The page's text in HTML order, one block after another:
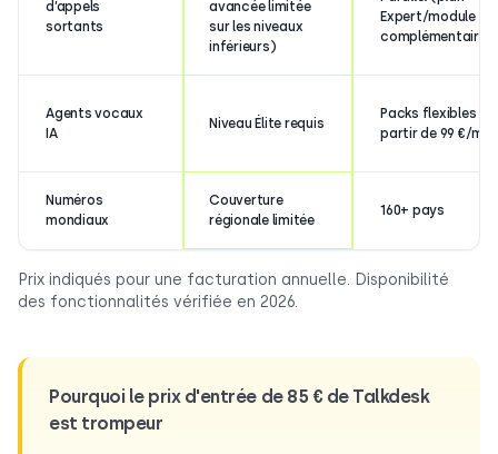
d’appels
sortants
avancée limitée
sur les niveaux
inférieurs)
Expert/module
complémentaire)
Agents vocaux
IA
Niveau Élite requis
Packs flexibles à
partir de 99 €/
Numéros
mondiaux
Couverture
régionale limitée
160+ pays
Prix indiqués pour une facturation annuelle. Disponibilité
des fonctionnalités vérifiée en 2026.
Pourquoi le prix d'entrée de 85 € de Talkdesk
est trompeur